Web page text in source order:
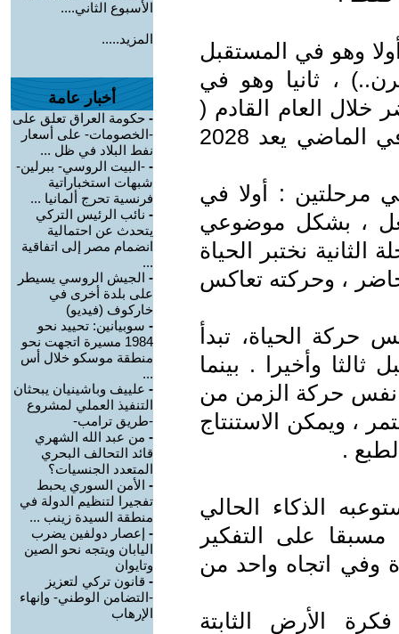
وهو في المستقبل
، ثانيا وهو في
الحاضر خلال العام القادم (
حاليا في المستقبل ) ، وثالثا تصير في الماضي يعد 2028
مرحلتين : أولا في
، بشكل موضوعي
نختبر الحياة
، وحركته تعاكس
الحياة، تبدأ
وأخيرا . بينما
نفس حركة الزمن من
، ويمكن الاستنتاج
.
الذكاء الحالي
مسبقا على التفكير
وفي اتجاه واحد من
الأرض الثابتة
الأسبوع الثاني....
المزيد.....
أخبار عامة
- حكومة العراق تعلق على
-الخصومات- على أسعار
نفط البلاد في ظل ...
- -البيت الروسي- ببرلين-
شبهات استخباراتية
فرنسية تحرج ألمانيا ...
- نائب الرئيس التركي
يتحدث عن احتمالية
انضمام مصر إلى اتفاقية
...
- الجيش الروسي يسيطر
على بلدة أخرى في
خاركوف (فيديو)
- سوبيانين: تحييد نحو
1984 مسيرة اتجهت نحو
منطقة موسكو خلال أس
...
- علييف وباشينيان يبحثان
التنفيذ العملي لمشروع
-طريق ترامب-
- من عبد الله الشهري
قائد التحالف البحري
المتعدد الجنسيات؟
- الأمن السوري يحبط
تفجيرا لتنظيم الدولة في
منطقة السيدة زينب ...
- إعصار دولفين يضرب
اليابان ويتجه نحو الصين
وتايوان
- قانون تركي لتعزيز
-التضامن الوطني- وإنهاء
الإرهاب